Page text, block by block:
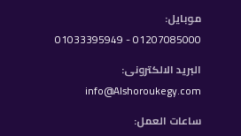
موبايل:
01207085000 - 01033395949
البريد الالكترونى:
info@Alshoroukegy.com
ساعات العمل: